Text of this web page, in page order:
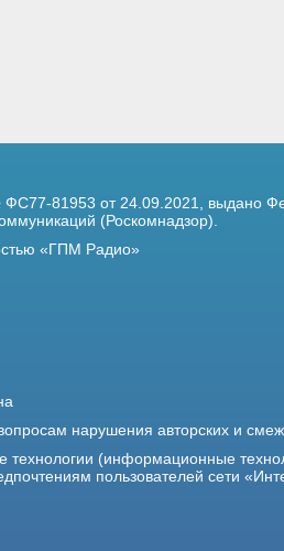
81953 от 24.09.2021,
выдано
(Роскомнадзор).
«ГПМ Радио»
нарушения авторских и
(информационные
пользователей сети